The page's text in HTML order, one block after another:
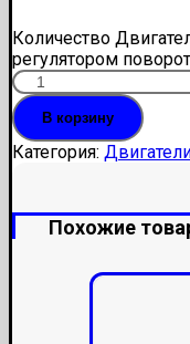
Количество
регулятором
В корзину
Категория:
Похожие